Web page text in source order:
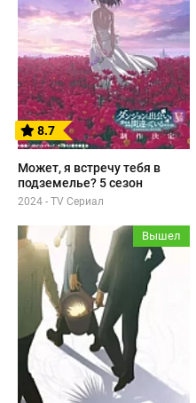
8.7
Может, я встречу тебя в
подземелье? 5 сезон
2024 - TV Сериал
Вышел